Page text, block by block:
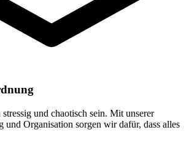
und chaotisch sein. Mit unserer
und Organisation sorgen wir dafür, dass alles